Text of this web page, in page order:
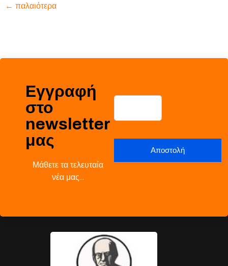
← παλαιότερα
Εγγραφή
στο
newsletter
μας
Μάθετε τα τελευταία
νέα μας…